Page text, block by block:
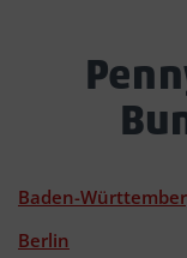
Baden-
Berlin